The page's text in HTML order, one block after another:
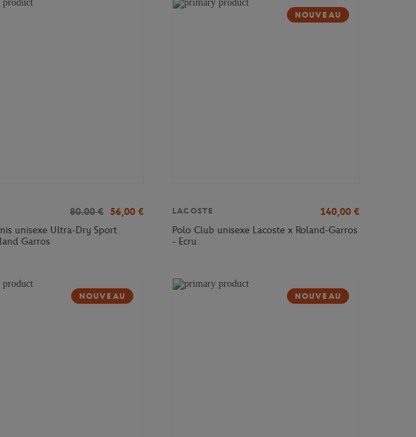
80.00 € 56,00 €
unisexe Ultra-Dry Sport
Garros
NOUVEAU
LACOSTE 140,00 €
Polo Club unisexe Lacoste x Roland-Garros
- Ecru
NOUVEAU NOUVEAU